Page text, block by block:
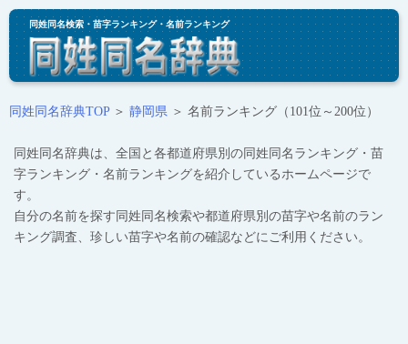
同姓同名検索・苗字ランキング・名前ランキング
同姓同名辞典TOP＞ 静岡県 ＞ 名前ランキング（101位～200位）
同姓同名辞典は、全国と各都道府県別の同姓同名ランキング・苗
字ランキング・名前ランキングを紹介しているホームページで
す。
自分の名前を探す同姓同名検索や都道府県別の苗字や名前のラン
キング調査、珍しい苗字や名前の確認などにご利用ください。